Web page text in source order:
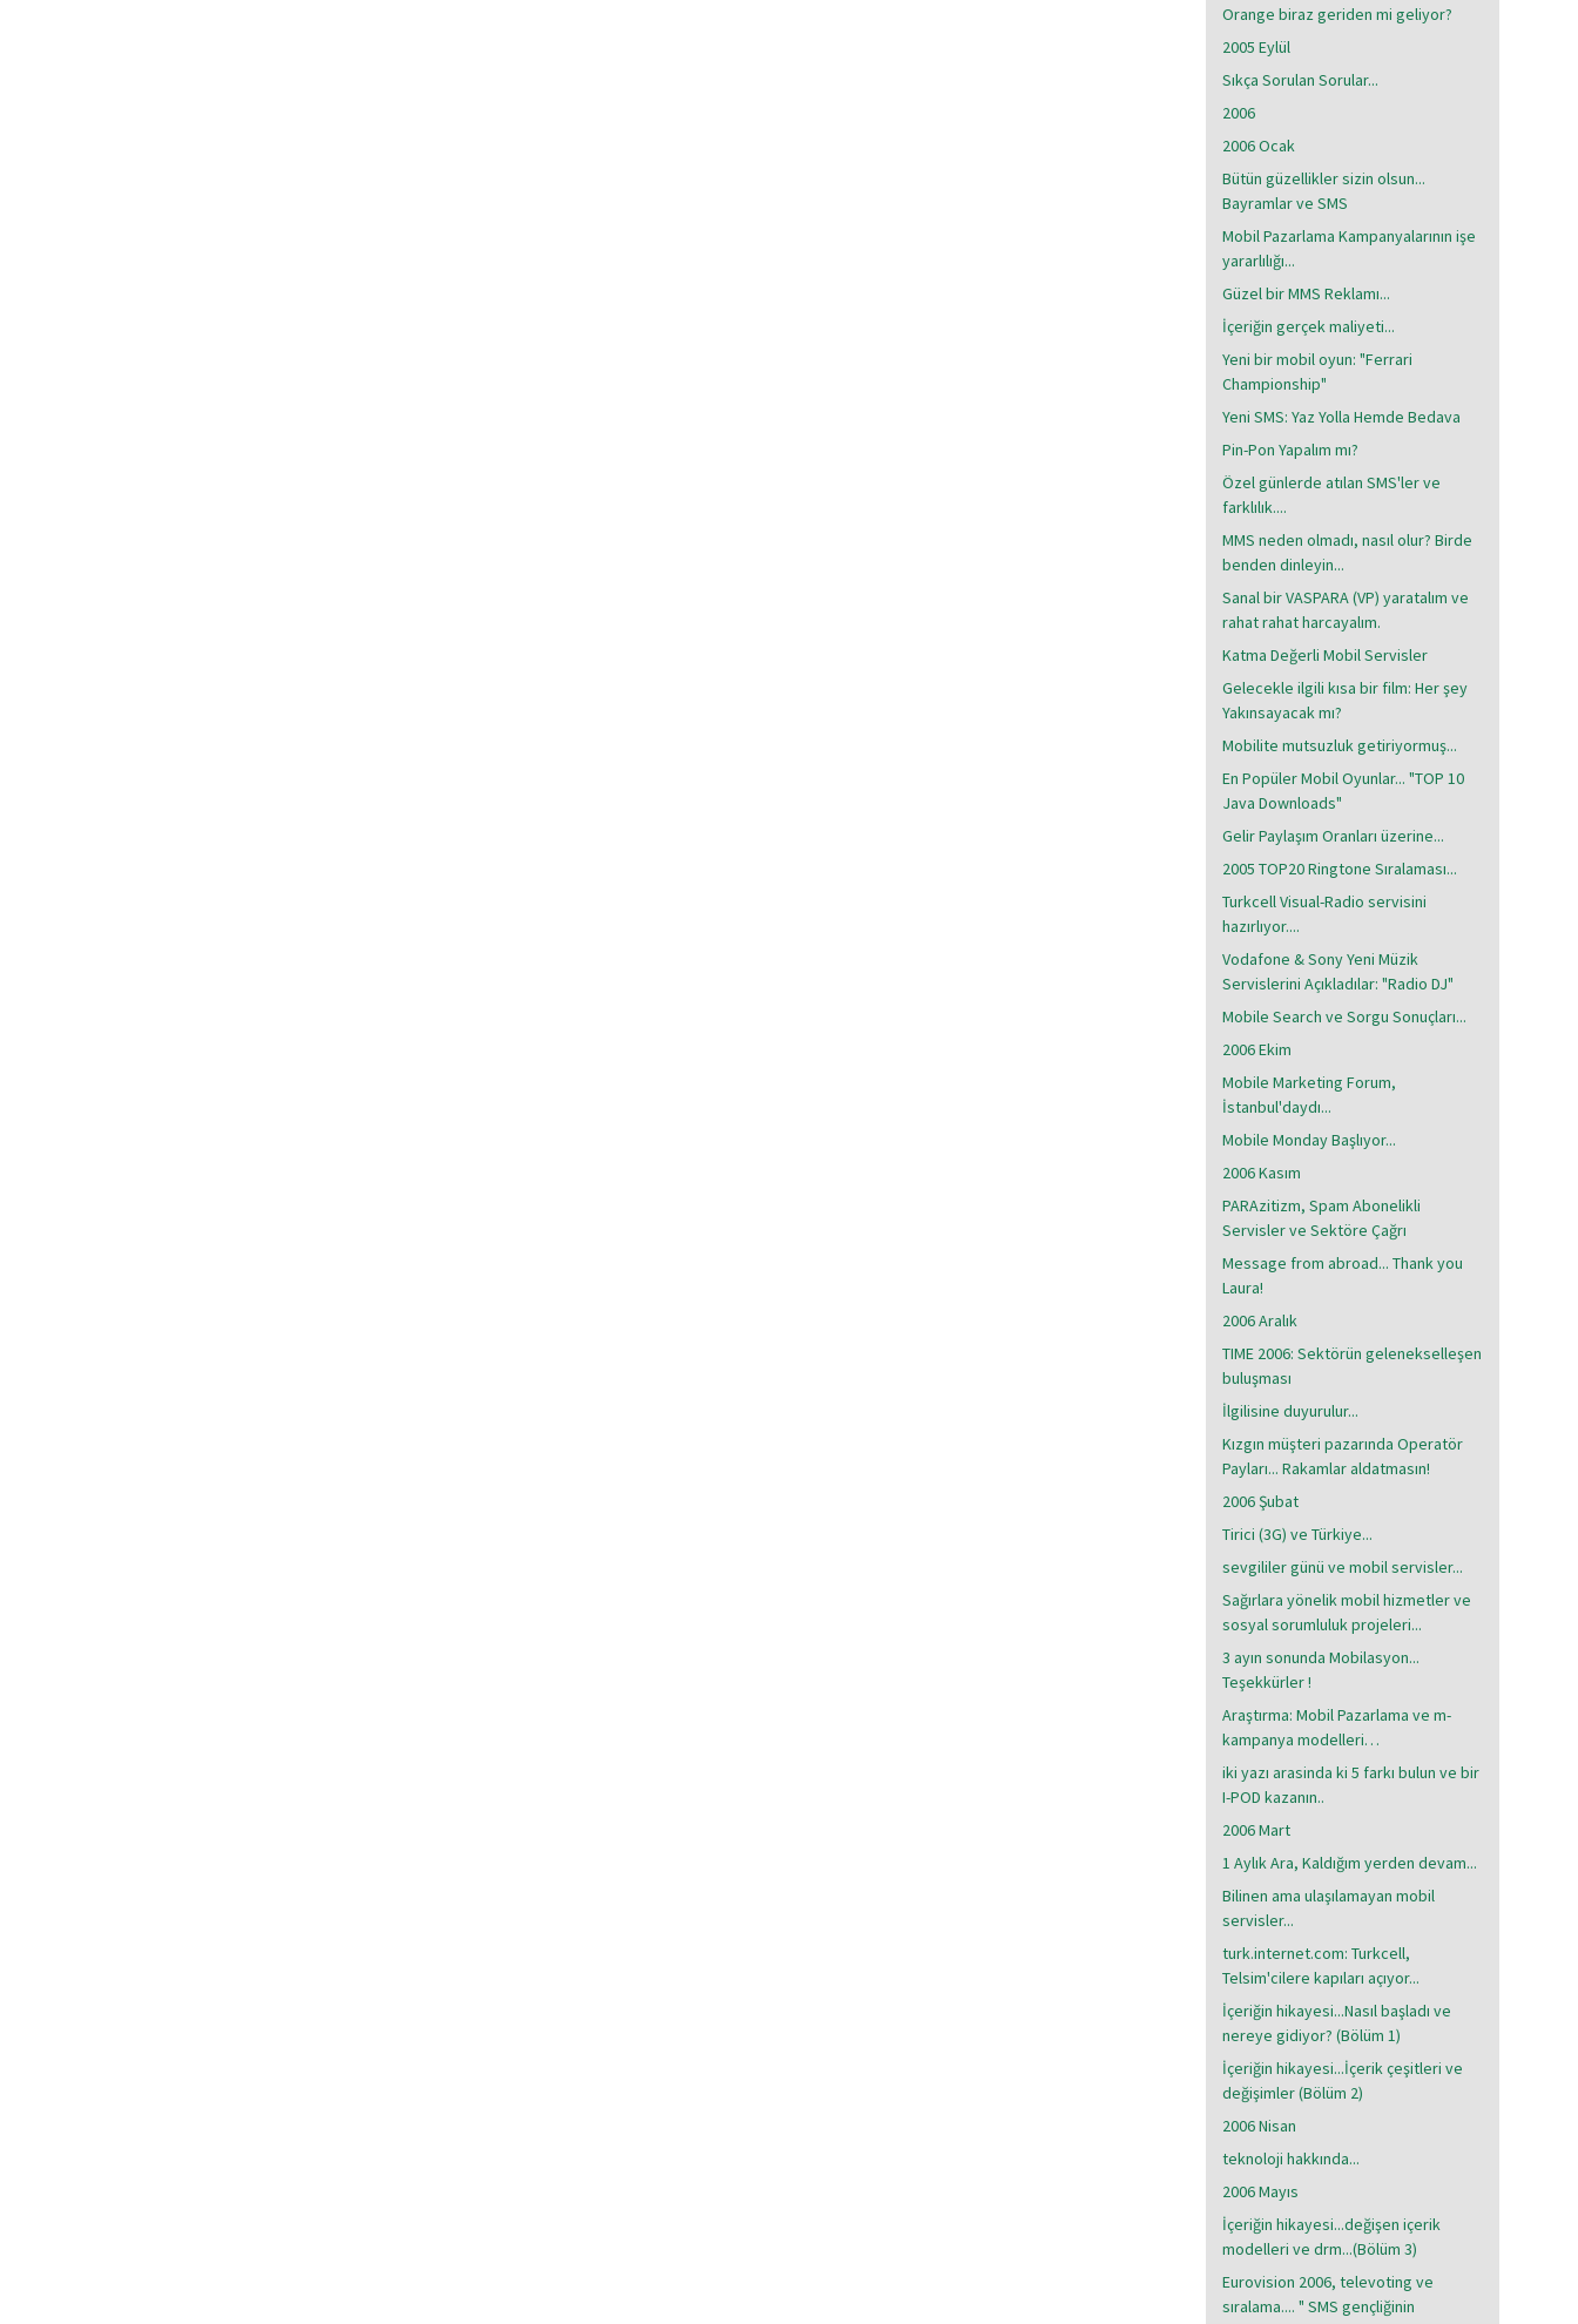
Orange biraz geriden mi geliyor?
2005 Eylül
Sıkça Sorulan Sorular...
2006
2006 Ocak
Bütün güzellikler sizin olsun...
Bayramlar ve SMS
Mobil Pazarlama Kampanyalarının işe
yararlılığı...
Güzel bir MMS Reklamı...
İçeriğin gerçek maliyeti...
Yeni bir mobil oyun: "Ferrari
Championship"
Yeni SMS: Yaz Yolla Hemde Bedava
Pin-Pon Yapalım mı?
Özel günlerde atılan SMS'ler ve
farklılık....
MMS neden olmadı, nasıl olur? Birde
benden dinleyin...
Sanal bir VASPARA (VP) yaratalım ve
rahat rahat harcayalım.
Katma Değerli Mobil Servisler
Gelecekle ilgili kısa bir film: Her şey
Yakınsayacak mı?
Mobilite mutsuzluk getiriyormuş...
En Popüler Mobil Oyunlar... "TOP 10
Java Downloads"
Gelir Paylaşım Oranları üzerine...
2005 TOP20 Ringtone Sıralaması...
Turkcell Visual-Radio servisini
hazırlıyor....
Vodafone & Sony Yeni Müzik
Servislerini Açıkladılar: "Radio DJ"
Mobile Search ve Sorgu Sonuçları...
2006 Ekim
Mobile Marketing Forum,
İstanbul'daydı...
Mobile Monday Başlıyor...
2006 Kasım
PARAzitizm, Spam Abonelikli
Servisler ve Sektöre Çağrı
Message from abroad... Thank you
Laura!
2006 Aralık
TIME 2006: Sektörün gelenekselleşen
buluşması
İlgilisine duyurulur...
Kızgın müşteri pazarında Operatör
Payları... Rakamlar aldatmasın!
2006 Şubat
Tirici (3G) ve Türkiye...
sevgililer günü ve mobil servisler...
Sağırlara yönelik mobil hizmetler ve
sosyal sorumluluk projeleri...
3 ayın sonunda Mobilasyon...
Teşekkürler !
Araştırma: Mobil Pazarlama ve m-
kampanya modelleri…
iki yazı arasinda ki 5 farkı bulun ve bir
I-POD kazanın..
2006 Mart
1 Aylık Ara, Kaldığım yerden devam...
Bilinen ama ulaşılamayan mobil
servisler...
turk.internet.com: Turkcell,
Telsim'cilere kapıları açıyor...
İçeriğin hikayesi...Nasıl başladı ve
nereye gidiyor? (Bölüm 1)
İçeriğin hikayesi...İçerik çeşitleri ve
değişimler (Bölüm 2)
2006 Nisan
teknoloji hakkında...
2006 Mayıs
İçeriğin hikayesi...değişen içerik
modelleri ve drm...(Bölüm 3)
Eurovision 2006, televoting ve
sıralama.... " SMS gençliğinin